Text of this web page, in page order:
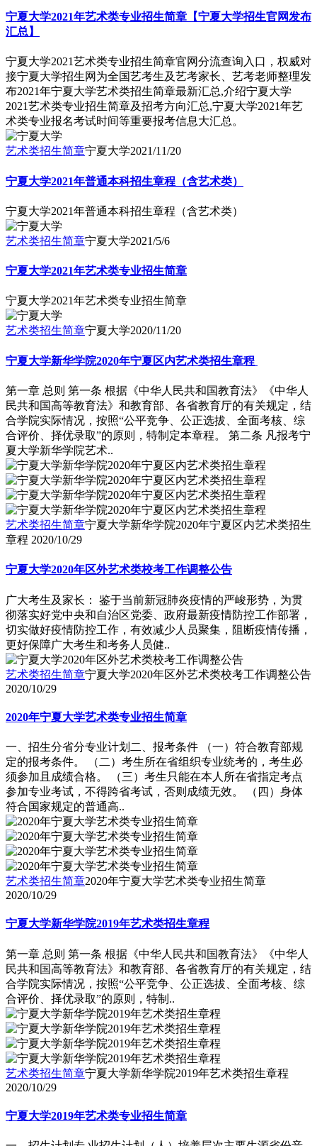
宁夏大学2021年艺术类专业招生简章【宁夏大学招生官网发布
汇总】
宁夏大学2021艺术类专业招生简章官网分流查询入口，权威对
接宁夏大学招生网为全国艺考生及艺考家长、艺考老师整理发
布2021年宁夏大学艺术类招生简章最新汇总,介绍宁夏大学
2021艺术类专业招生简章及招考方向汇总,宁夏大学2021年艺
术类专业报名考试时间等重要报考信息大汇总。
艺术类招生简章宁夏大学2021/11/20
宁夏大学2021年普通本科招生章程（含艺术类）
宁夏大学2021年普通本科招生章程（含艺术类）
艺术类招生简章宁夏大学2021/5/6
宁夏大学2021年艺术类专业招生简章
宁夏大学2021年艺术类专业招生简章
艺术类招生简章宁夏大学2020/11/20
宁夏大学新华学院2020年宁夏区内艺术类招生章程
第一章 总则 第一条 根据《中华人民共和国教育法》《中华人
民共和国高等教育法》和教育部、各省教育厅的有关规定，结
合学院实际情况，按照“公平竞争、公正选拔、全面考核、综
合评价、择优录取”的原则，特制定本章程。 第二条 凡报考宁
夏大学新华学院艺术..
艺术类招生简章宁夏大学新华学院2020年宁夏区内艺术类招生
章程 2020/10/29
宁夏大学2020年区外艺术类校考工作调整公告
广大考生及家长： 鉴于当前新冠肺炎疫情的严峻形势，为贯
彻落实好党中央和自治区党委、政府最新疫情防控工作部署，
切实做好疫情防控工作，有效减少人员聚集，阻断疫情传播，
更好保障广大考生和考务人员健..
艺术类招生简章宁夏大学2020年区外艺术类校考工作调整公告
2020/10/29
2020年宁夏大学艺术类专业招生简章
一、招生分省分专业计划二、报考条件 （一）符合教育部规
定的报考条件。 （二）考生所在省组织专业统考的，考生必
须参加且成绩合格。 （三）考生只能在本人所在省指定考点
参加专业考试，不得跨省考试，否则成绩无效。 （四）身体
符合国家规定的普通高..
艺术类招生简章2020年宁夏大学艺术类专业招生简章
2020/10/29
宁夏大学新华学院2019年艺术类招生章程
第一章 总则 第一条 根据《中华人民共和国教育法》《中华人
民共和国高等教育法》和教育部、各省教育厅的有关规定，结
合学院实际情况，按照“公平竞争、公正选拔、全面考核、综
合评价、择优录取”的原则，特制..
艺术类招生简章宁夏大学新华学院2019年艺术类招生章程
2020/10/29
宁夏大学2019年艺术类专业招生简章